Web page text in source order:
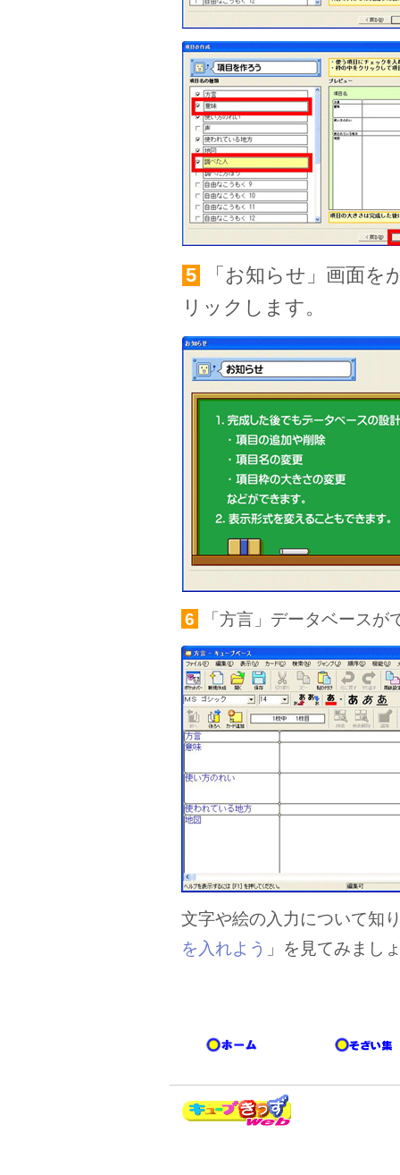
5
「お知らせ」画面を
リックします。
6 「方言」データベースが
文字や絵の入力について知
を入れよう 」を見てみまし